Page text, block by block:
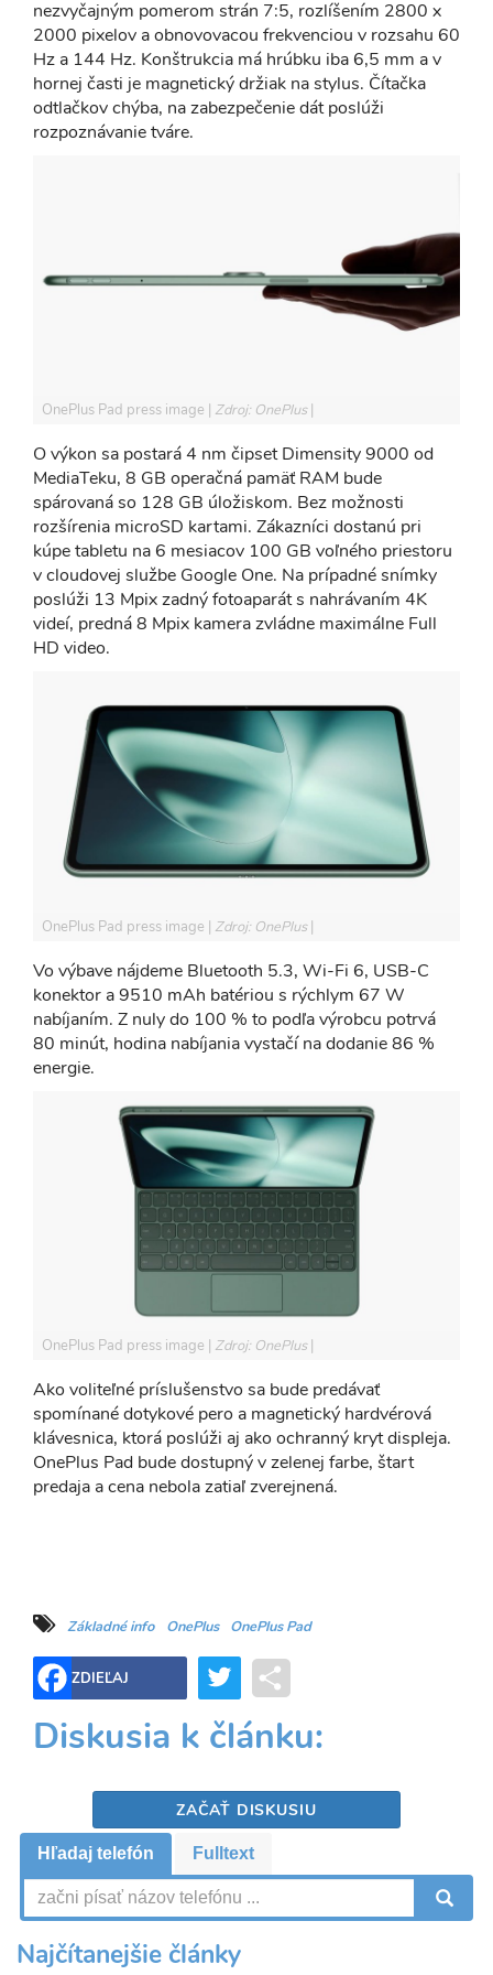
nezvyčajným pomerom strán 7:5, rozlíšením 2800 x
2000 pixelov a obnovovacou frekvenciou v rozsahu 60
Hz a 144 Hz. Konštrukcia má hrúbku iba 6,5 mm a v
hornej časti je magnetický držiak na stylus. Čítačka
odtlačkov chýba, na zabezpečenie dát poslúži
rozpoznávanie tváre.
OnePlus Pad press image Zdroj: OnePlus
O výkon sa postará 4 nm čipset Dimensity 9000 od
MediaTeku, 8 GB operačná pamäť RAM bude
spárovaná so 128 GB úložiskom. Bez možnosti
rozšírenia microSD kartami. Zákazníci dostanú pri
kúpe tabletu na 6 mesiacov 100 GB voľného priestoru
v cloudovej službe Google One. Na prípadné snímky
poslúži 13 Mpix zadný fotoaparát s nahrávaním 4K
videí, predná 8 Mpix kamera zvládne maximálne Full
HD video.
OnePlus Pad press image Zdroj: OnePlus
Vo výbave nájdeme Bluetooth 5.3, Wi-Fi 6, USB-C
konektor a 9510 mAh batériou s rýchlym 67 W
nabíjaním. Z nuly do 100 % to podľa výrobcu potrvá
80 minút, hodina nabíjania vystačí na dodanie 86 %
energie.
OnePlus Pad press image Zdroj: OnePlus
Ako voliteľné príslušenstvo sa bude predávať
spomínané dotykové pero a magnetický hardvérová
klávesnica, ktorá poslúži aj ako ochranný kryt displeja.
OnePlus Pad bude dostupný v zelenej farbe, štart
predaja a cena nebola zatiaľ zverejnená.
Základné info OnePlus OnePlus Pad
ZDIEĽAJ Twitter
Diskusia k článku:
ZAČAŤ DISKUSIU
Hľadaj telefón Fulltext
Najčítanejšie články